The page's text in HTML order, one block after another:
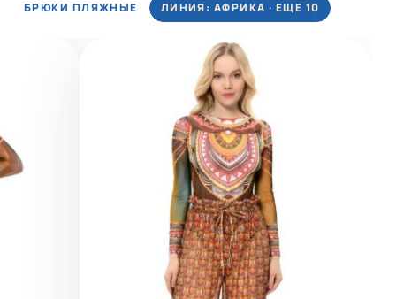
БРЮКИ ПЛЯЖНЫЕ
ЛИНИЯ: АФРИКА · ЕЩЕ 10